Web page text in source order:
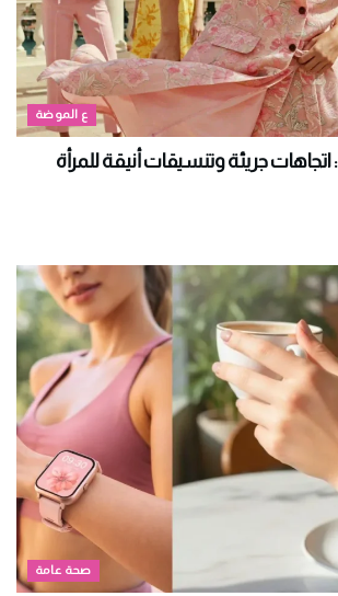
ع الموضة
موضة صيف 2026: اتجاهات جريئة وتنسيقات أنيقة للمرأة
صحة عامة